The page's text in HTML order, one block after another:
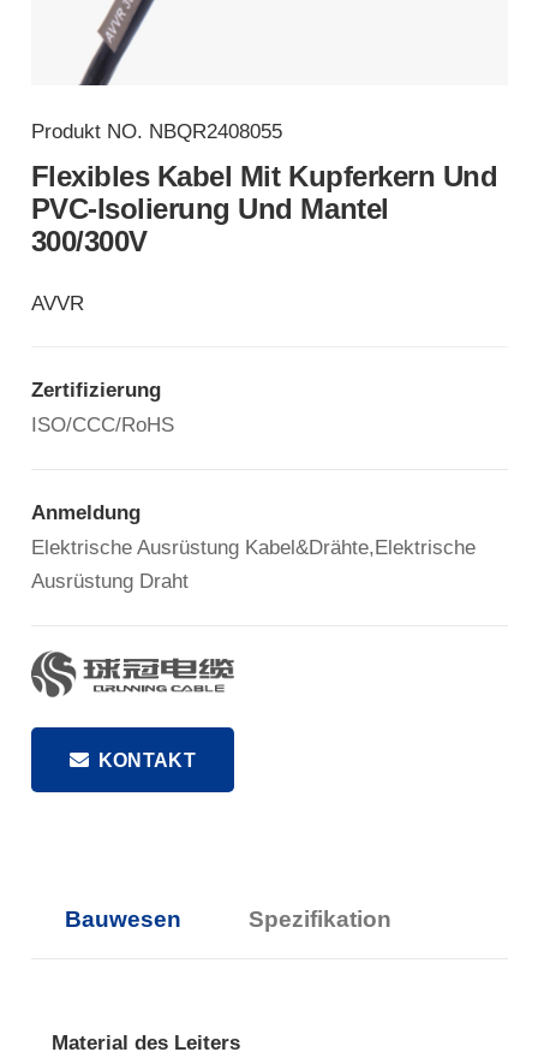
Produkt NO. NBQR2408055
Flexibles Kabel Mit Kupferkern Und
PVC-Isolierung Und Mantel
300/300V
AVVR
Zertifizierung
ISO/CCC/RoHS
Anmeldung
Elektrische Ausrüstung Kabel&Drähte,Elektrische
Ausrüstung Draht
KONTAKT
Bauwesen Spezifikation
Material des Leiters